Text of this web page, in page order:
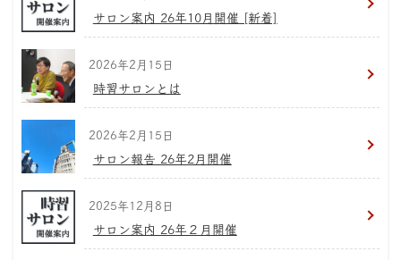
サロン案内 26年10月開催 [新着]
2026年2月15日
時習サロンとは
2026年2月15日
サロン報告 26年2月開催
2025年12月8日
サロン案内 26年２月開催